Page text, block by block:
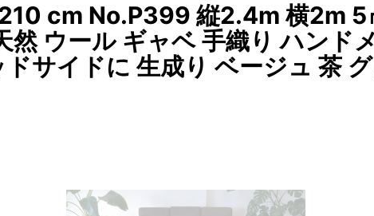
cm No.P399 縦2.4m 横2m 5
ウール ギャベ 手織り ハンド
サイドに 生成り ベージュ 茶